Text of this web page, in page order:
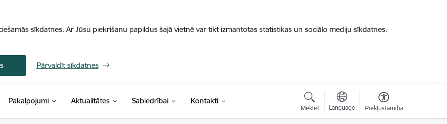
sīkdatnes. Ar Jūsu piekrišanu papildus šajā vietnē var tikt izmantotas statistikas un sociālo mediju sīkdatnes.
Pārvaldīt sīkdatnes
Pakalpojumi Aktualitātes Sabiedrībai Kontakti
Meklēt Language Piekļūstamība